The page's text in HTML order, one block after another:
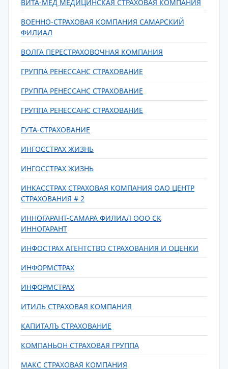
ВИТА-МЕД МЕДИЦИНСКАЯ СТРАХОВАЯ КОМПАНИЯ
ВОЕННО-СТРАХОВАЯ КОМПАНИЯ САМАРСКИЙ
ФИЛИАЛ
ВОЛГА ПЕРЕСТРАХОВОЧНАЯ КОМПАНИЯ
ГРУППА РЕНЕССАНС СТРАХОВАНИЕ
ГРУППА РЕНЕССАНС СТРАХОВАНИЕ
ГРУППА РЕНЕССАНС СТРАХОВАНИЕ
ГУТА-СТРАХОВАНИЕ
ИНГОССТРАХ ЖИЗНЬ
ИНГОССТРАХ ЖИЗНЬ
ИНКАССТРАХ СТРАХОВАЯ КОМПАНИЯ ОАО ЦЕНТР
СТРАХОВАНИЯ # 2
ИННОГАРАНТ-САМАРА ФИЛИАЛ ООО СК
ИННОГАРАНТ
ИНФОСТРАХ АГЕНТСТВО СТРАХОВАНИЯ И ОЦЕНКИ
ИНФОРМСТРАХ
ИНФОРМСТРАХ
ИТИЛЬ СТРАХОВАЯ КОМПАНИЯ
КАПИТАЛЪ СТРАХОВАНИЕ
КОМПАНЬОН СТРАХОВАЯ ГРУППА
МАКС СТРАХОВАЯ КОМПАНИЯ